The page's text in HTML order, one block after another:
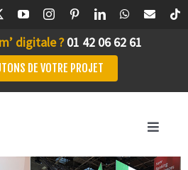
digitale ? 01 42 06 62 61
DE VOTRE PROJET
Toggle